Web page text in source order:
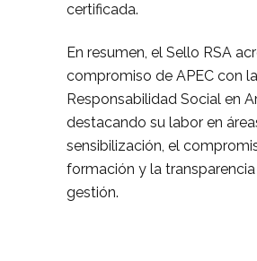
certificada.
En resumen, el Sello RSA
compromiso de APEC con la
Responsabilidad Social en
destacando su labor en
sensibilización, el
formación y la transparencia
gestión.